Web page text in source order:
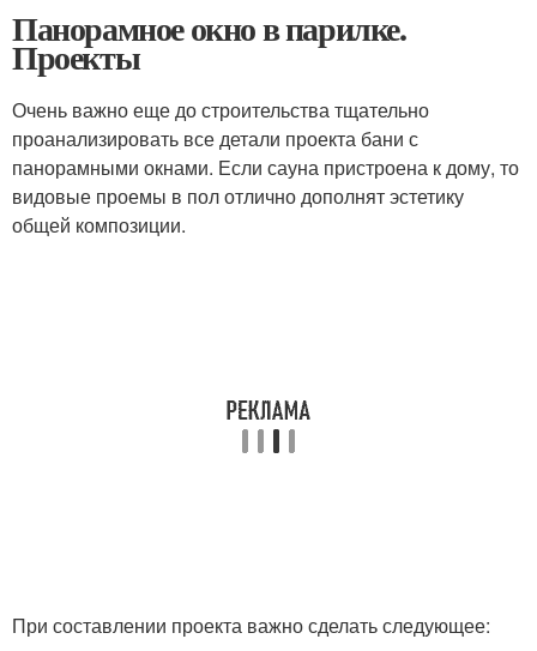
Панорамное окно в парилке.
Проекты
Очень важно еще до строительства тщательно
проанализировать все детали проекта бани с
панорамными окнами. Если сауна пристроена к дому, то
видовые проемы в пол отлично дополнят эстетику
общей композиции.
При составлении проекта важно сделать следующее: